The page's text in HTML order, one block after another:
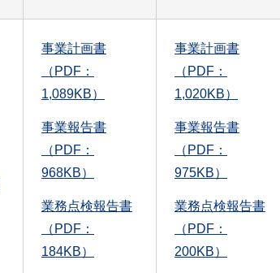
事業計画書
（PDF：
1,089KB）
事業報告書
（PDF：
968KB）
業務点検報告書
（PDF：
184KB）
事業計画書
（PDF：
1,020KB）
事業報告書
（PDF：
975KB）
業務点検報告書
（PDF：
200KB）